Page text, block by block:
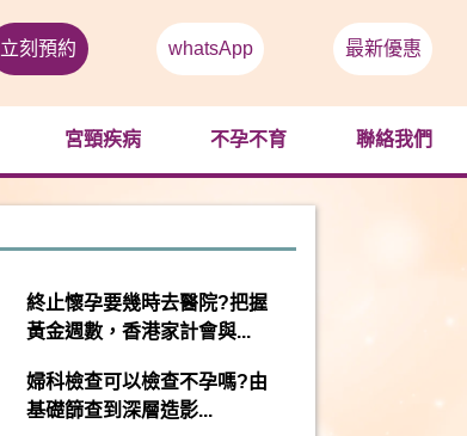
立刻預約 whatsApp 最新優惠
宮頸疾病 不孕不育 聯絡我們
終止懷孕要幾時去醫院?把握
黃金週數，香港家計會與...
婦科檢查可以檢查不孕嗎?由
基礎篩查到深層造影...